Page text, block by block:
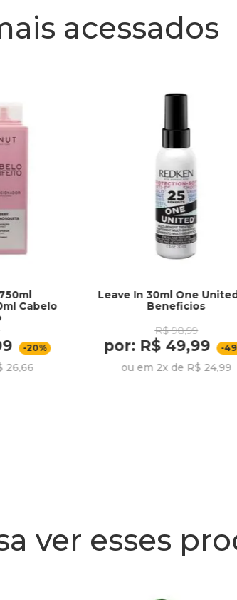
acessados
Cabelo
-20%
26,66
Leave In 30ml One
Beneficios
R$ 98,99
por: R$ 49,99 -
ou em 2x de R$ 24,99
ver esses